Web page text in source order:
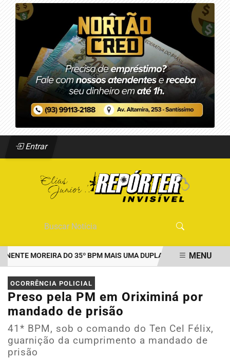
Entrar
MOREIRA DO 35º BPM MAIS UMA DUPLA PRESA POR TRÁFICO
EM ALTA
MENU
OCORRÊNCIA POLICIAL
Preso pela PM em Oriximiná por
mandado de prisão
41* BPM, sob o comando do Ten Cel Félix,
guarnição da cumprimento a mandado de
prisão